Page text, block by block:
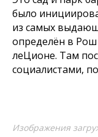
было
из самых
определён в
леЦионе. Там
социалистами,
Изображения